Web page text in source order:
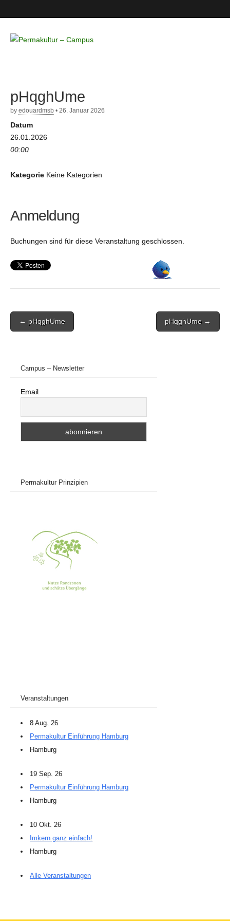
– Campus
pHqghUme
by edouardmsb • 26. Januar 2026
Datum
26.01.2026
00:00
Kategorie Keine Kategorien
Anmeldung
Buchungen sind für diese Veranstaltung geschlossen.
Post
navigation
← pHqghUme pHqghUme →
Campus – Newsletter
Email
Permakultur Prinzipien
Veranstaltungen
8 Aug. 26
Permakultur Einführung Hamburg
Hamburg
19 Sep. 26
Permakultur Einführung Hamburg
Hamburg
10 Okt. 26
Imkern ganz einfach!
Hamburg
Alle Veranstaltungen